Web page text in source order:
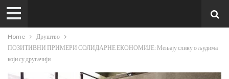
Home
Друштво
ПОЗИТИВНИ ПРИМЕРИ СОЛИДАРНЕ ЕКОНОМИЈЕ: Мењају слику о људима
који су другачији